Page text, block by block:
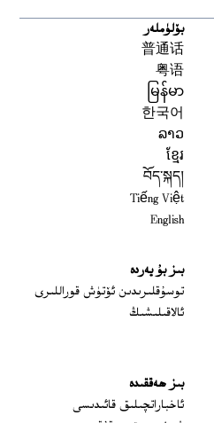
بۆلۈملەر
普通话
粤语
မြန်မာ
한국어
ລາວ
ខ្មែរ
བོད་སྐད།
Tiếng Việt
English
بىز بۇ يەردە
توسۇقلىرىدىن ئۆتۈش قوراللىرى
ئالاقىلىشىڭ
Opens
بىز ھەققىدە
ئاخباراتچىلىق قائىدىسى